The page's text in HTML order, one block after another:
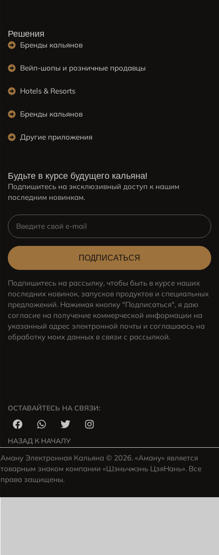
Решения
Бренды кальянов
Вейп-шопы и розничные продавцы
Hotels & Resorts
Бренды кальянов
Другие приложения
Будьте в курсе будущего кальяна!
Подпишитесь на эксклюзивный доступ к нашим
последним новинкам.
ПОДПИСАТЬСЯ
Подпишитесь на рассылку, чтобы быть в курсе наших
последних новинок, запусков продуктов и специальных
предложений. Нажимая кнопку "Подписаться", я даю
согласие на получение коммерческой информации на
указанный адрес электронной почты и соглашаюсь на
обработку моих данных в связи с рассылкой.
ОСТАВАЙТЕСЬ НА СВЯЗИ:
НАЗАД К НАЧАЛУ
Аману Электронная Кальяна © 2026. «Аману» является
товарным знаком компании «Шэньчжэнь ЦзяНань». Все
права защищены.